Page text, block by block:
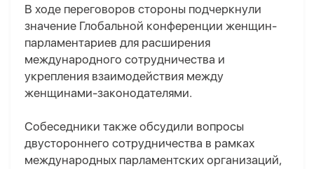
В ходе переговоров стороны подчеркнули
значение Глобальной конференции женщин-
парламентариев для расширения
международного сотрудничества и
укрепления взаимодействия между
женщинами-законодателями.
Собеседники также обсудили вопросы
двустороннего сотрудничества в рамках
международных парламентских организаций,